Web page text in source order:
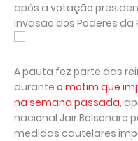
após a votação
invasão dos Poderes da
A pauta fez parte das
durante o motim que
na semana passada,
nacional Jair Bolsonaro
medidas cautelares